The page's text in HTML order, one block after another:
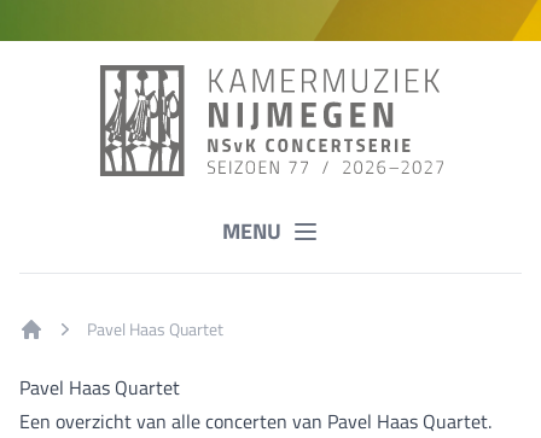
MENU
Pavel Haas Quartet
Pavel Haas Quartet
Een overzicht van alle concerten van Pavel Haas Quartet.